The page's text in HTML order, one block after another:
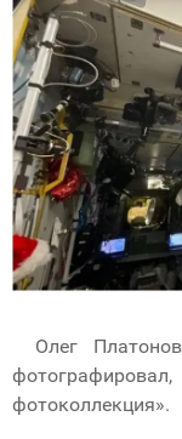
Олег
фотоколлекция».